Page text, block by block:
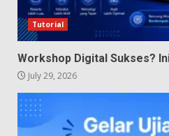
Tutorial
Workshop Digital Sukses?
July 29, 2026